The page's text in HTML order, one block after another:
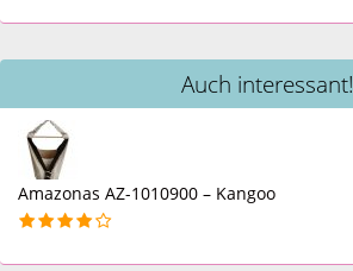
Auch interessant!
Amazonas AZ-1010900 – Kangoo